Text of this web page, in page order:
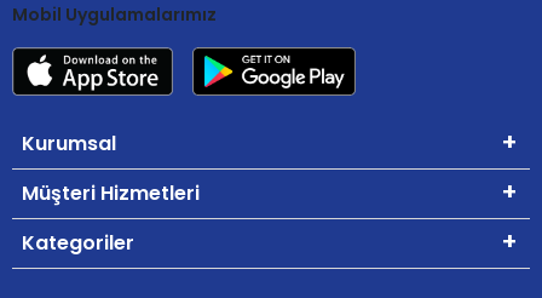
Mobil Uygulamalarımız
Kurumsal
Müşteri Hizmetleri
Kategoriler